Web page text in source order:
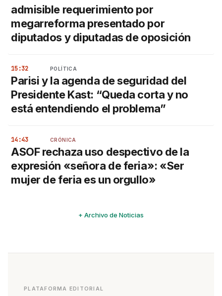
admisible requerimiento por
megarreforma presentado por
diputados y diputadas de oposición
15:32 POLÍTICA
Parisi y la agenda de seguridad del
Presidente Kast: “Queda corta y no
está entendiendo el problema”
14:43 CRÓNICA
ASOF rechaza uso despectivo de la
expresión «señora de feria»: «Ser
mujer de feria es un orgullo»
+ Archivo de Noticias
PLATAFORMA EDITORIAL